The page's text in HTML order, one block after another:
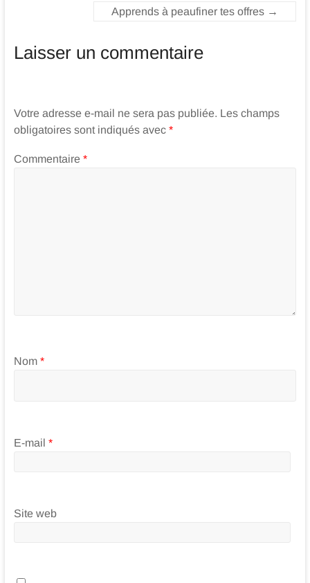
Apprends à peaufiner tes offres →
Laisser un commentaire
Votre adresse e-mail ne sera pas publiée. Les champs
obligatoires sont indiqués avec *
Commentaire *
Nom *
E-mail *
Site web